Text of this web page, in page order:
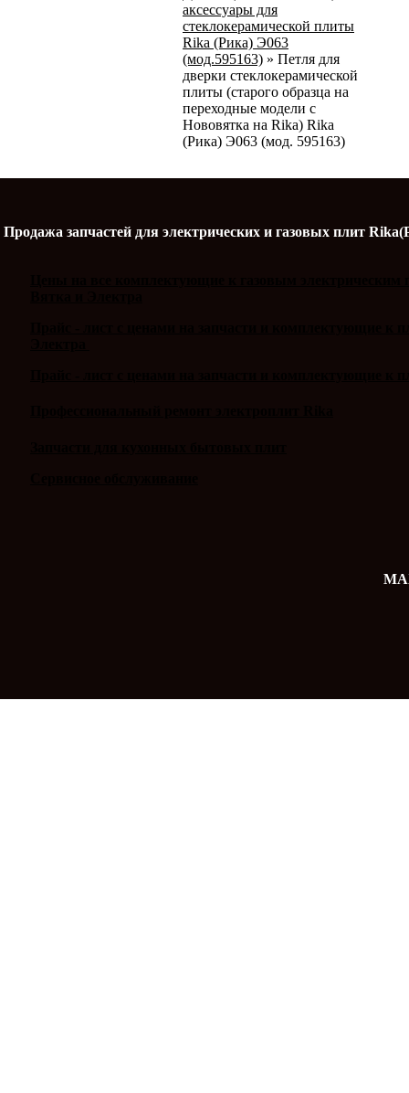
аксессуары для
стеклокерамической плиты
Rika (Рика) Э063
(мод.595163) » Петля для
дверки стеклокерамической
плиты (старого образца на
переходные модели с
Нововятка на Rika) Rika
(Рика) Э063 (мод. 595163)
Продажа запчастей для электрических и газовых плит